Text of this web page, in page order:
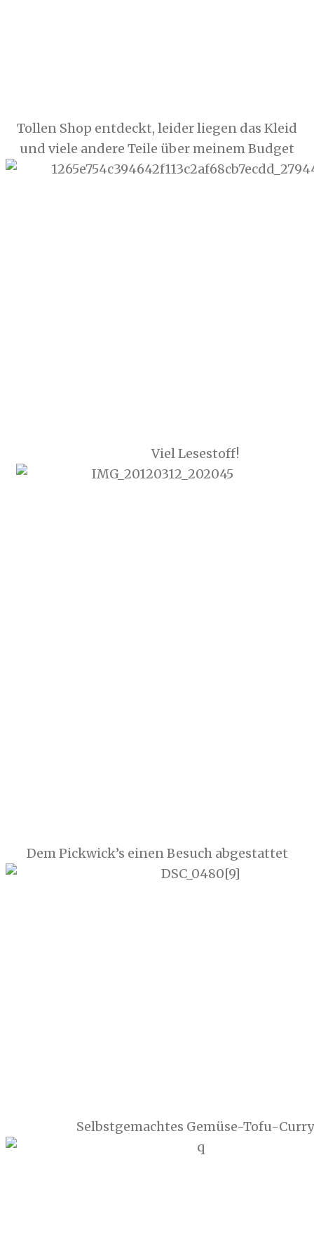
Tollen Shop entdeckt, leider liegen das Kleid
und viele andere Teile über meinem Budget
Viel Lesestoff!
Dem Pickwick’s einen Besuch abgestattet
Selbstgemachtes Gemüse-Tofu-Curry